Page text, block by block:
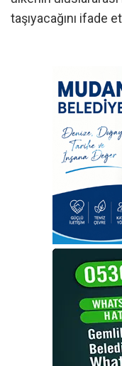
taşıyacağını ifade